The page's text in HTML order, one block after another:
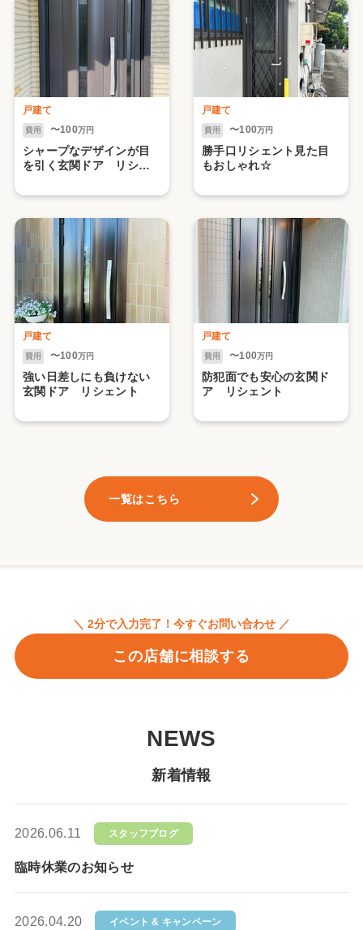
戸建て
費用 〜100万円
シャープなデザインが目
を引く玄関ドア リシェ
戸建て
費用 〜100万円
勝手口リシェント見た目
もおしゃれ☆
戸建て
費用 〜100万円
強い日差しにも負けない
玄関ドア リシェント
戸建て
費用 〜100万円
防犯面でも安心の玄関ド
ア リシェント
一覧はこちら
＼ 2分で入力完了！今すぐお問い合わせ ／
この店舗に相談する
NEWS
新着情報
2026.06.11 スタッフブログ
臨時休業のお知らせ
2026.04.20 イベント & キャンペーン